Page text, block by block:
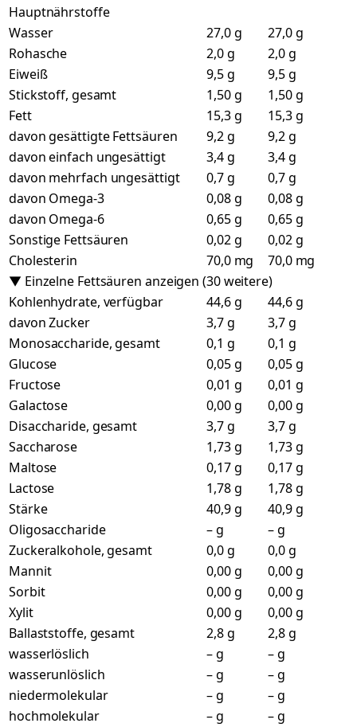
Hauptnährstoffe
Wasser
27,0 g
27,0 g
Rohasche
2,0 g
2,0 g
Eiweiß
9,5 g
9,5 g
Stickstoff, gesamt
1,50 g
1,50 g
Fett
15,3 g
15,3 g
davon gesättigte Fettsäuren
9,2 g
9,2 g
davon einfach ungesättigt
3,4 g
3,4 g
davon mehrfach ungesättigt
0,7 g
0,7 g
davon Omega-3
0,08 g
0,08 g
davon Omega-6
0,65 g
0,65 g
Sonstige Fettsäuren
0,02 g
0,02 g
Cholesterin
70,0 mg
70,0 mg
▼ Einzelne Fettsäuren anzeigen (30 weitere)
Kohlenhydrate, verfügbar
44,6 g
44,6 g
davon Zucker
3,7 g
3,7 g
Monosaccharide, gesamt
0,1 g
0,1 g
Glucose
0,05 g
0,05 g
Fructose
0,01 g
0,01 g
Galactose
0,00 g
0,00 g
Disaccharide, gesamt
3,7 g
3,7 g
Saccharose
1,73 g
1,73 g
Maltose
0,17 g
0,17 g
Lactose
1,78 g
1,78 g
Stärke
40,9 g
40,9 g
Oligosaccharide
– g
– g
Zuckeralkohole, gesamt
0,0 g
0,0 g
Mannit
0,00 g
0,00 g
Sorbit
0,00 g
0,00 g
Xylit
0,00 g
0,00 g
Ballaststoffe, gesamt
2,8 g
2,8 g
wasserlöslich
– g
– g
wasserunlöslich
– g
– g
niedermolekular
– g
– g
hochmolekular
– g
– g